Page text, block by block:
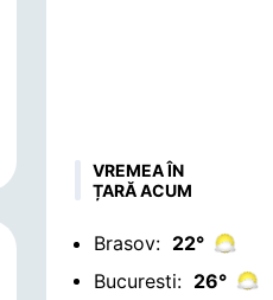
VREMEA ÎN
ȚARĂ ACUM
Brasov: 22°
Bucuresti: 26°